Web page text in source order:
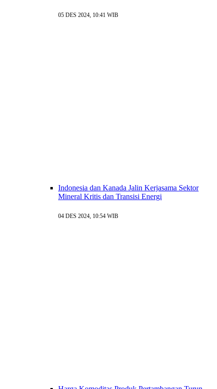
05 DES 2024, 10:41 WIB
Indonesia dan Kanada Jalin Kerjasama Sektor
Mineral Kritis dan Transisi Energi
04 DES 2024, 10:54 WIB